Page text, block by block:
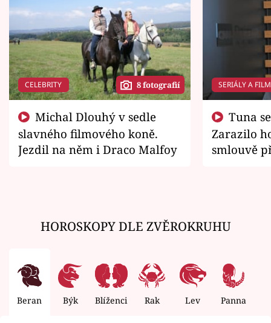
CELEBRITY 8 fotografií
slavného filmového koně.
Jezdil na něm i Draco Malfoy
SERIÁLY A
Zarazilo
smlouvě
HOROSKOPY DLE ZVĚROKRUHU
Beran Býk Blíženci Rak Lev Panna